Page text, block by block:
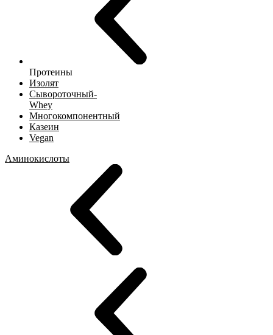
Протеины
Изолят
Сывороточный-
Whey
Многокомпонентный
Казеин
Vegan
Аминокислоты